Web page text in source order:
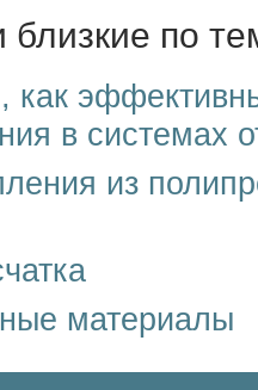
близкие по
как
в системах
из
материалы